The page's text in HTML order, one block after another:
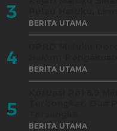
3 BERITA UTAMA
4 BERITA UTAMA
5
BERITA UTAMA